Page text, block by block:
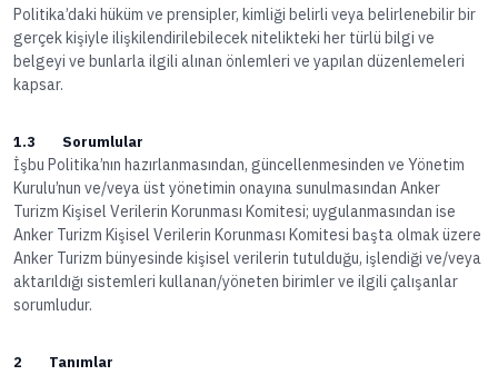
Politika’daki hüküm ve prensipler, kimliği belirli veya belirlenebilir bir
gerçek kişiyle ilişkilendirilebilecek nitelikteki her türlü bilgi ve
belgeyi ve bunlarla ilgili alınan önlemleri ve yapılan düzenlemeleri
kapsar.
1.3 Sorumlular
İşbu Politika’nın hazırlanmasından, güncellenmesinden ve Yönetim
Kurulu’nun ve/veya üst yönetimin onayına sunulmasından Anker
Turizm Kişisel Verilerin Korunması Komitesi; uygulanmasından ise
Anker Turizm Kişisel Verilerin Korunması Komitesi başta olmak üzere
Anker Turizm bünyesinde kişisel verilerin tutulduğu, işlendiği ve/veya
aktarıldığı sistemleri kullanan/yöneten birimler ve ilgili çalışanlar
sorumludur.
2 Tanımlar